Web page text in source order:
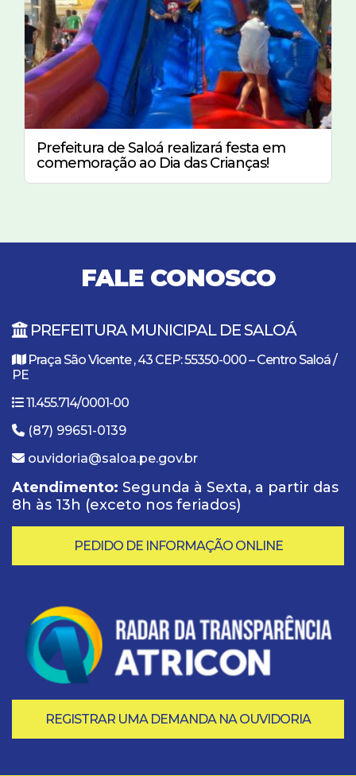
Prefeitura de Saloá realizará festa em
comemoração ao Dia das Crianças!
FALE CONOSCO
PREFEITURA MUNICIPAL DE SALOÁ
Praça São Vicente , 43 CEP: 55350-000 – Centro Saloá /
PE
11.455.714/0001-00
(87) 99651-0139
ouvidoria@saloa.pe.gov.br
Atendimento: Segunda à Sexta, a partir das
8h às 13h (exceto nos feriados)
PEDIDO DE INFORMAÇÃO ONLINE
REGISTRAR UMA DEMANDA NA OUVIDORIA